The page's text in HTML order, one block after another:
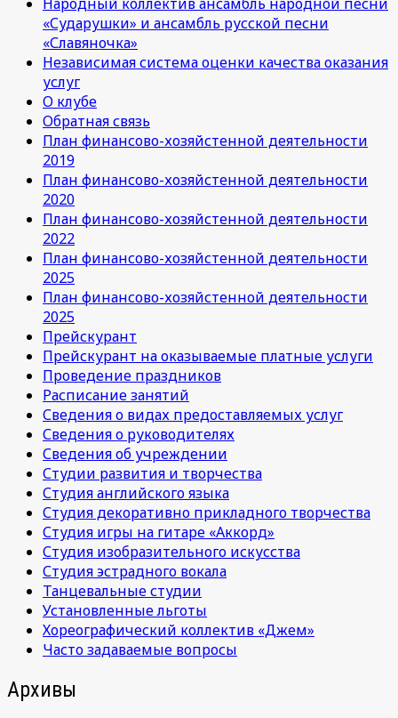
«Сударушки» и ансамбль русской песни
«Славяночка»
Независимая система оценки качества оказания
услуг
О клубе
Обратная связь
План финансово-хозяйстенной деятельности
2019
План финансово-хозяйстенной деятельности
2020
План финансово-хозяйстенной деятельности
2022
План финансово-хозяйстенной деятельности
2025
План финансово-хозяйстенной деятельности
2025
Прейскурант
Прейскурант на оказываемые платные услуги
Проведение праздников
Расписание занятий
Сведения о видах предоставляемых услуг
Сведения о руководителях
Сведения об учреждении
Студии развития и творчества
Студия английского языка
Студия декоративно прикладного творчества
Студия игры на гитаре «Аккорд»
Студия изобразительного искусства
Студия эстрадного вокала
Танцевальные студии
Установленные льготы
Хореографический коллектив «Джем»
Часто задаваемые вопросы
Архивы